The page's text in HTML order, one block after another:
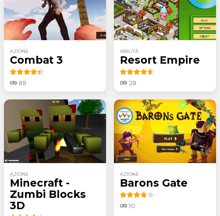
AZIONE
Combat 3
88
ABILITÀ
Resort Empire
28
AZIONE
Minecraft -
Zumbi Blocks
3D
AZIONE
Barons Gate
10